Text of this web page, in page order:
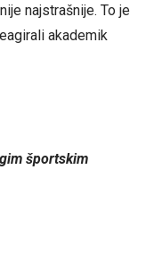
najstrašnije. To je
akademik
športskim